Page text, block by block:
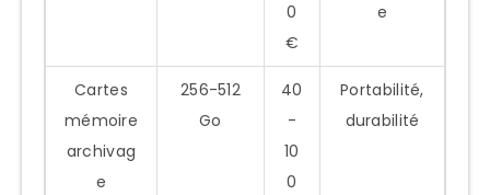
0
€
e
Cartes
mémoire
archivag
e
256-512
Go
40
-
10
0
Portabilité,
durabilité